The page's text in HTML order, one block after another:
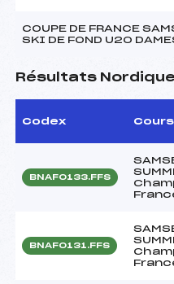
COUPE DE FRANCE
SKI DE FOND U20
Résultats
Codex
BNAF0133.FFS
BNAF0131.FFS